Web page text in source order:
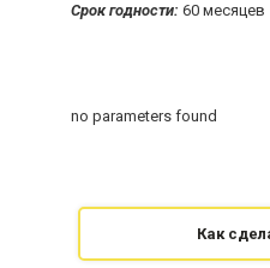
Срок годности: 60 месяцев
no parameters found
Как